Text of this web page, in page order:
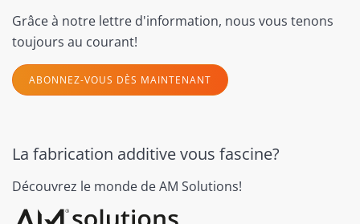
Grâce à notre lettre d'information, nous vous tenons
toujours au courant!
ABONNEZ-VOUS DÈS MAINTENANT
La fabrication additive vous fascine?
Découvrez le monde de AM Solutions!